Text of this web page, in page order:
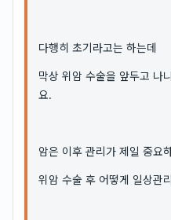
다행히 초기라고는 하는데
막상 위암 수술을 앞두고 나
요.
암은 이후 관리가 제일 중요
위암 수술 후 어떻게 일상관